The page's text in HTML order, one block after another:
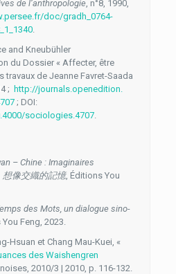
de l’anthropologie, n°8, 1990,
doc/gradh_0764-
.
and Kneubühler
du Dossier « Affecter, être
travaux de Jeanne Favret-Saada
; http://journals.openedition.
; DOI:
sociologies.4707.
– Chine : Imaginaires
想像交織的記憶, Éditions You
des Mots, un dialogue sino-
Feng, 2023.
Hsuan et Chang Mau-Kuei, «
des Waishengren
2010/3 | 2010, p. 116-132.